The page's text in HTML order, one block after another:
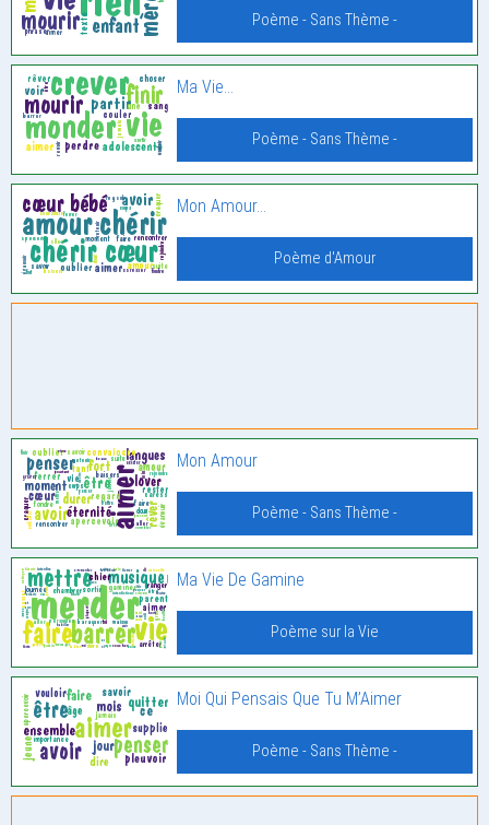
Poème - Sans Thème -
Ma Vie…
Poème - Sans Thème -
Mon Amour…
Poème d'Amour
Mon Amour
Poème - Sans Thème -
Ma Vie De Gamine
Poème sur la Vie
Moi Qui Pensais Que Tu M’Aimer
Poème - Sans Thème -